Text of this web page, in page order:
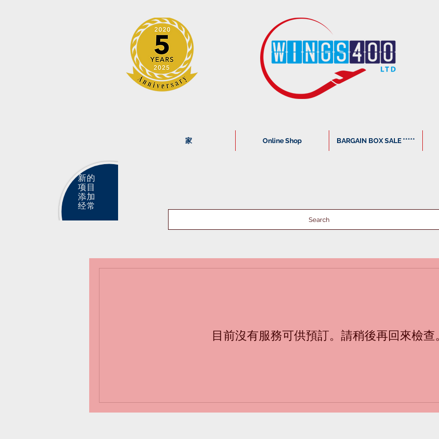
家 Online Shop BARGAIN BOX SALE *****
新的
项目
添加
经常
Search
目前沒有服務可供預訂。請稍後再回來檢查